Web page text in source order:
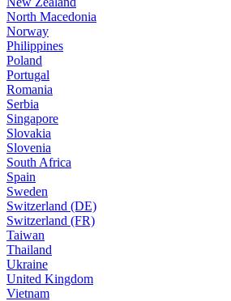
North Macedonia
Norway
Philippines
Poland
Portugal
Romania
Serbia
Singapore
Slovakia
Slovenia
South Africa
Spain
Sweden
Switzerland (DE)
Switzerland (FR)
Taiwan
Thailand
Ukraine
United Kingdom
Vietnam